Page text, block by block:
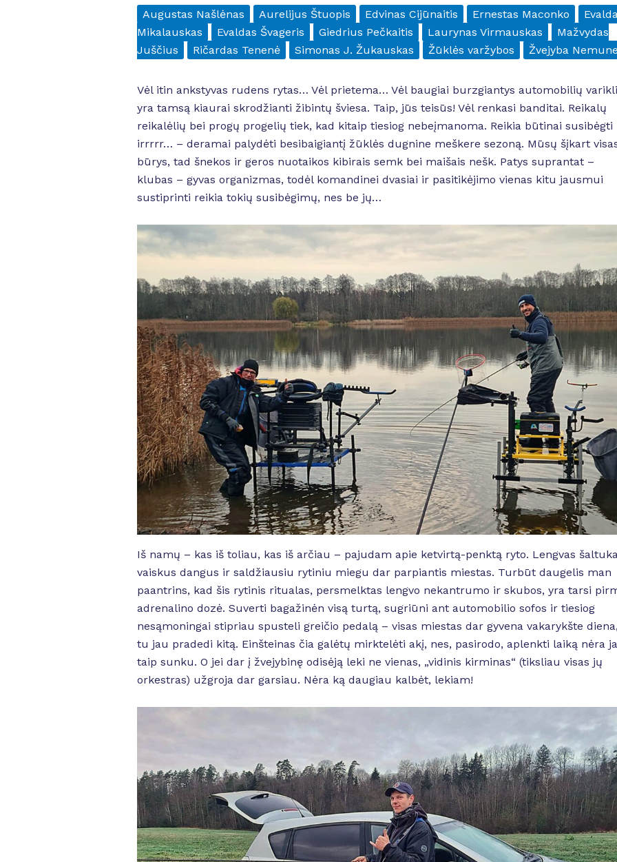
Augustas Našlėnas Aurelijus Štuopis Edvinas Cijūnaitis Ernestas Maconko
Mikalauskas
Evaldas Švageris Giedrius Pečkaitis Laurynas Virmauskas
Mažvydas
Juščius
Ričardas Tenenė Simonas J. Žukauskas Žūklės varžybos Žvejyba Nemune
Vėl itin ankstyvas rudens rytas… Vėl prietema… Vėl baugiai burzgiantys automobilių
yra tamsą kiaurai skrodžianti žibintų šviesa. Taip, jūs teisūs! Vėl renkasi banditai. Reikalų
reikalėlių bei progų progelių tiek, kad kitaip tiesiog nebeįmanoma. Reikia būtinai susibėgti
irrrrr… – deramai palydėti besibaigiantį žūklės dugnine meškere sezoną. Mūsų šįkart
būrys, tad šnekos ir geros nuotaikos kibirais semk bei maišais nešk. Patys suprantat –
klubas – gyvas organizmas, todėl komandinei dvasiai ir pasitikėjimo vienas kitu jausmui
sustiprinti reikia tokių susibėgimų, nes be jų…
Iš namų – kas iš toliau, kas iš arčiau – pajudam apie ketvirtą-penktą ryto. Lengvas
vaiskus dangus ir saldžiausiu rytiniu miegu dar parpiantis miestas. Turbūt daugelis man
paantrins, kad šis rytinis ritualas, persmelktas lengvo nekantrumo ir skubos, yra tarsi
adrenalino dozė. Suverti bagažinėn visą turtą, sugriūni ant automobilio sofos ir tiesiog
nesąmoningai stipriau spusteli greičio pedalą – visas miestas dar gyvena vakarykšte
tu jau pradedi kitą. Einšteinas čia galėtų mirktelėti akį, nes, pasirodo, aplenkti laiką nėra
taip sunku. O jei dar į žvejybinę odisėją leki ne vienas, „vidinis kirminas“ (tiksliau visas jų
orkestras) užgroja dar garsiau. Nėra ką daugiau kalbėt, lekiam!